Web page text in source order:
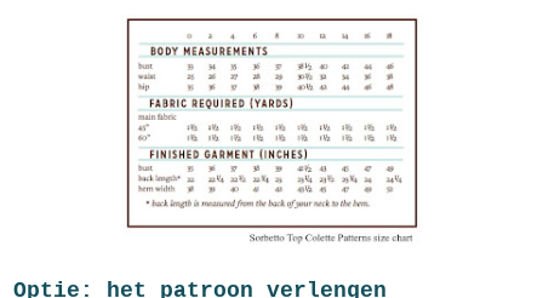
Optie: het patroon verlengen